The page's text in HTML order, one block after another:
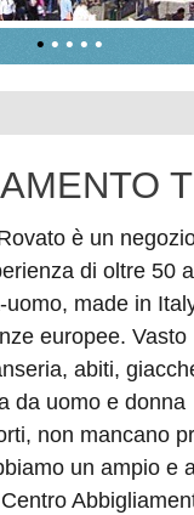
• • • • •
è un
di oltre 50
made in
europee. Vasto
abiti,
da uomo e
non mancano
un ampio e